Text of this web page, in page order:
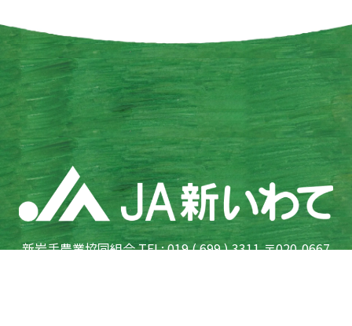
新岩手農業協同組合 TEL: 019 ( 699 ) 3311 〒020-0667